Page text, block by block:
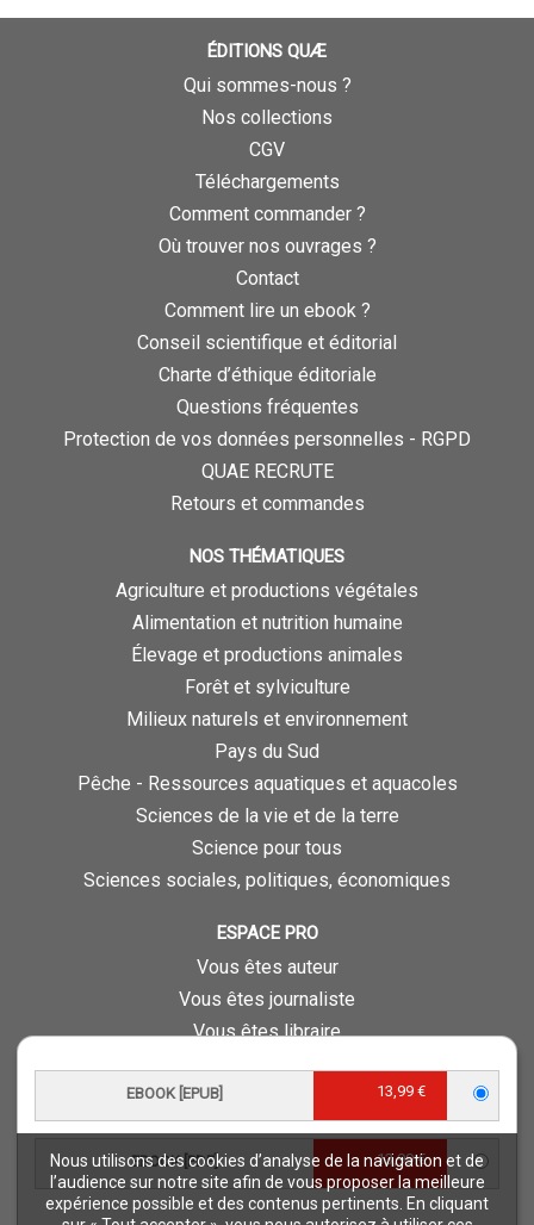
Nous utilisons des cookies d’analyse de la navigation et de
l’audience sur notre site afin de vous proposer la meilleure
expérience possible et des contenus pertinents. En cliquant
EBOOK [EPUB] 13,99 €
EBOOK [PDF] 13,99 €
ÉDITIONS QUÆ
Qui sommes-nous ?
Nos collections
CGV
Téléchargements
Comment commander ?
Où trouver nos ouvrages ?
Contact
Comment lire un ebook ?
Conseil scientifique et éditorial
Charte d’éthique éditoriale
Questions fréquentes
Protection de vos données personnelles - RGPD
QUAE RECRUTE
Retours et commandes
NOS THÉMATIQUES
Agriculture et productions végétales
Alimentation et nutrition humaine
Élevage et productions animales
Forêt et sylviculture
Milieux naturels et environnement
Pays du Sud
Pêche - Ressources aquatiques et aquacoles
Sciences de la vie et de la terre
Science pour tous
Sciences sociales, politiques, économiques
ESPACE PRO
Vous êtes auteur
Vous êtes journaliste
Vous êtes libraire
Foreign rights
Procédure d'évaluation
NOTRE SITE
Quae © 2018